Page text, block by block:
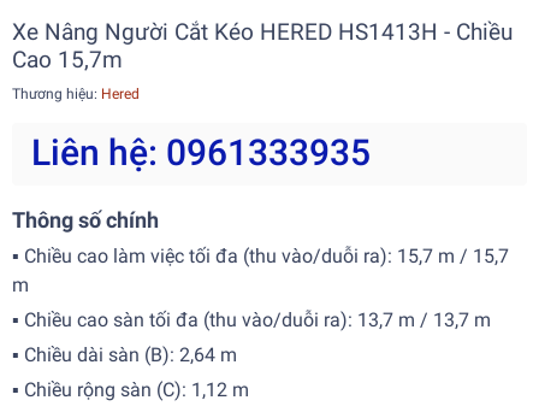
Xe Nâng Người Cắt Kéo HERED HS1413H - Chiều
Cao 15,7m
Thương hiệu: Hered
Liên hệ: 0961333935
Thông số chính
▪ Chiều cao làm việc tối đa (thu vào/duỗi ra): 15,7 m / 15,7
m
▪ Chiều cao sàn tối đa (thu vào/duỗi ra): 13,7 m / 13,7 m
▪ Chiều dài sàn (B): 2,64 m
▪ Chiều rộng sàn (C): 1,12 m